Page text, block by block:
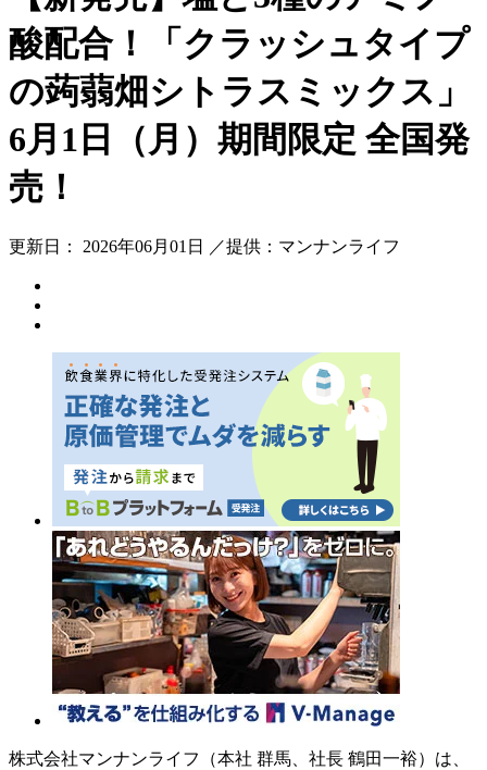
酸配合！「クラッシュタイプ
の蒟蒻畑シトラスミックス」
6月1日（月）期間限定 全国発
売！
更新日： 2026年06月01日 ／提供：マンナンライフ
株式会社マンナンライフ（本社 群馬、社長 鶴田一裕）は、